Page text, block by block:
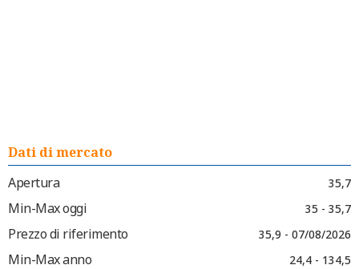
Dati di mercato
Apertura
35,7
Min-Max oggi 35 - 35,7
Prezzo di riferimento 35,9 - 07/08/2026
Min-Max anno 24,4 - 134,5